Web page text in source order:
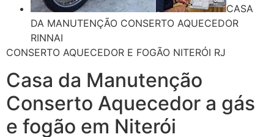
CASA
DA MANUTENÇÃO CONSERTO AQUECEDOR
RINNAI
CONSERTO AQUECEDOR E FOGÃO NITERÓI RJ
Casa da Manutenção
Conserto Aquecedor a gás
e fogão em Niterói